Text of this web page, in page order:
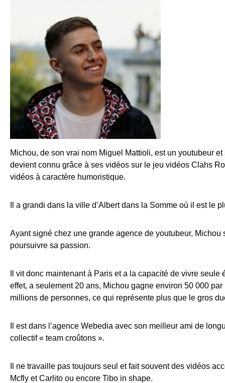
Michou, de son vrai nom Miguel Mattioli, est un youtubeur
devient connu grâce à ses vidéos sur le jeu vidéos Clahs
vidéos à caractère humoristique.
Il a grandi dans la ville d’Albert dans la Somme où il est le
Ayant signé chez une grande agence de youtubeur,
poursuivre sa passion.
Il vit donc maintenant à Paris et a la capacité de vivre
effet, a seulement 20 ans, Michou gagne environ 50 000
millions de personnes, ce qui représente plus que le gros
Il est dans l’agence Webedia avec son meilleur ami de
collectif « team croûtons ».
Il ne travaille pas toujours seul et fait souvent des vidéos
Mcfly et Carlito ou encore Tibo in shape.